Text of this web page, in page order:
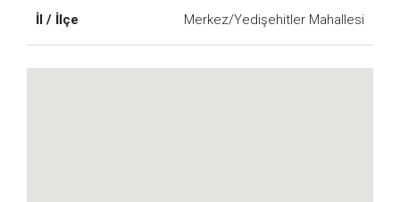
İl / İlçe Merkez/Yedişehitler Mahallesi